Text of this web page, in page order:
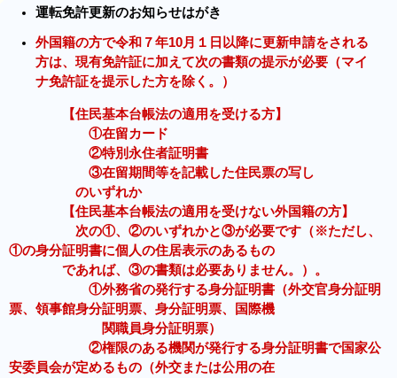
運転免許更新のお知らせはがき
外国籍の方で令和７年10月１日以降に更新申請をされる
方は、現有免許証に加えて次の書類の提示が必要（マイ
ナ免許証を提示した方を除く。）
【住民基本台帳法の適用を受ける方】
①在留カード
②特別永住者証明書
③在留期間等を記載した住民票の写し
のいずれか
【住民基本台帳法の適用を受けない外国籍の方】
次の①、②のいずれかと③が必要です（※ただし、
①の身分証明書に個人の住居表示のあるもの
であれば、③の書類は必要ありません。）。
①外務省の発行する身分証明書（外交官身分証明
票、領事館身分証明票、身分証明票、国際機
関職員身分証明票）
②権限のある機関が発行する身分証明書で国家公
安委員会が定めるもの（外交または公用の在